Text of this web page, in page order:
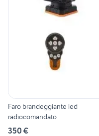
Faro brandeggiante led
radiocomandato
350 €